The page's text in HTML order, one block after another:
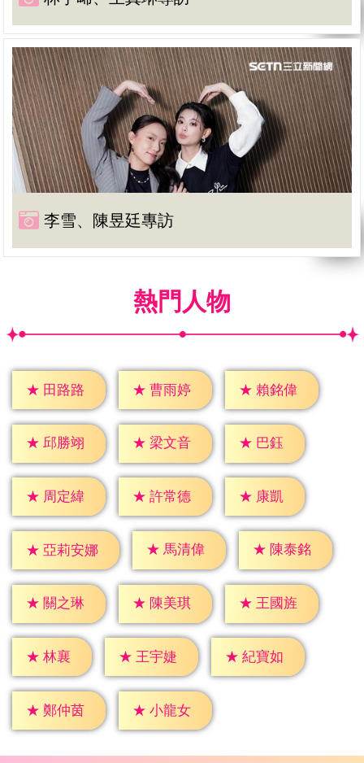
李雪、陳昱廷專訪
熱門人物
★ 田路路 ★ 曹雨婷 ★ 賴銘偉
★ 邱勝翊 ★ 梁文音 ★ 巴鈺
★ 周定緯 ★ 許常德 ★ 康凱
★ 亞莉安娜 ★ 馬清偉 ★ 陳泰銘
★ 關之琳 ★ 陳美琪 ★ 王國旌
★ 林襄 ★ 王宇婕 ★ 紀寶如
★ 鄭仲茵 ★ 小龍女